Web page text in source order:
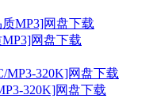
网盘下载
320K]网盘下载